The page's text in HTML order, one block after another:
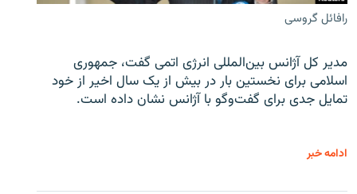
رافائل گروسی
مدیر کل آژانس بین‌المللی انرژی اتمی گفت، جمهوری
اسلامی برای نخستین بار در بیش از یک سال اخیر از خود
تمایل جدی برای گفت‌وگو با آژانس نشان داده است.
ادامه خبر